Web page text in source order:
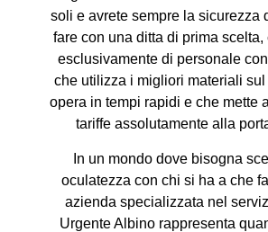
soli e avrete sempre la sicurezza
fare con una ditta di prima
esclusivamente di personale
che utilizza i migliori materiali sul
opera in tempi rapidi e che mette
tariffe assolutamente alla
In un mondo dove bisogna
oculatezza con chi si ha a che
azienda specializzata nel
Urgente Albino rappresenta